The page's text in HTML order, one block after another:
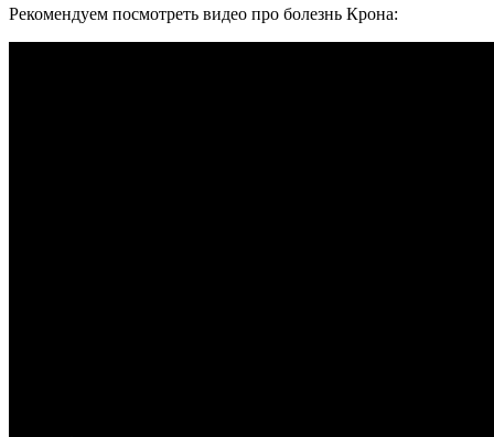
Рекомендуем посмотреть видео про болезнь Крона: